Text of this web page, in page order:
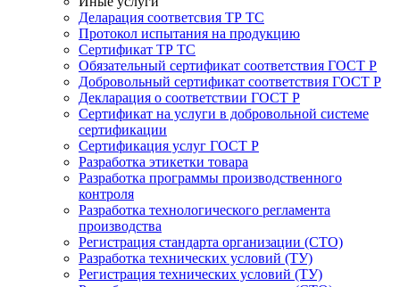
Деларация соответсвия ТР ТС
Протокол испытания на продукцию
Сертификат ТР ТС
Обязательный сертификат соответствия ГОСТ Р
Добровольный сертификат соответствия ГОСТ Р
Декларация о соответствии ГОСТ Р
Сертификат на услуги в добровольной системе
сертификации
Сертификация услуг ГОСТ Р
Разработка этикетки товара
Разработка программы производственного
контроля
Разработка технологического регламента
производства
Регистрация стандарта организации (СТО)
Разработка технических условий (ТУ)
Регистрация технических условий (ТУ)